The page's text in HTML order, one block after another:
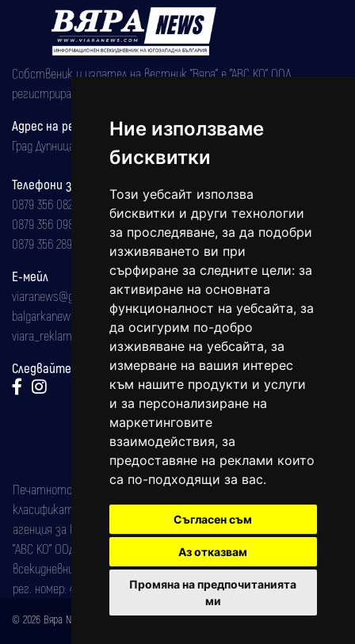
Ние използваме
бисквитки
Този уебсайт използва
бисквитки и други технологии
за проследяване, за да подобри
изживяването ви при
сърфиране за следните цели: за
активиране на основната
функционалност на уебсайта, за
да осигурим по-добро
изживяване на уебсайта, за
измерване на вашия интерес
към нашите продукти и услуги
и за персонализиране на
маркетинговите
взаимодействия, за
предоставяне на реклами които
са по-подходящи за вас.
Съгласен съм
Аз отказвам
Промяна на предпочитанията
ми
Собственик и издател на вестник "Вяра" е "АВС КО" ООД,
регистрирана на 08.05.2002 година.
Адрес на редакцията
Град Дупница, ул.''Христо Ботев" 43
Телефони за реклама и абонаменти
0879 356 082
0879 356 098
0879 356 289
Е-мейл
viaranews@gmail.com
balgarkanews@gmail.com
viara_reklama@mail.bg
Следвайте ни:
Печатното издание на вестника е регистрирано в националния
класификатор на печатните издания (Българска национална
агенция за ISSN) под номер: ISSN 1312-4722.
"АВС КО" ООД е притежател на марката: Вяра информационен
всекидневник на югозападна България, със свидетелство за марка
рег. номер: 47857/11.05.2004 година.
© 2026 Вяра News Всички права запазени!